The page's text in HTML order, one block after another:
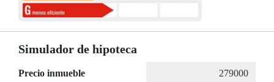
Simulador de hipoteca
Precio inmueble